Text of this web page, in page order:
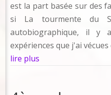
est la part basée sur des
si La tourmente du
autobiographique, il y
expériences que j'ai vécues
lire plus